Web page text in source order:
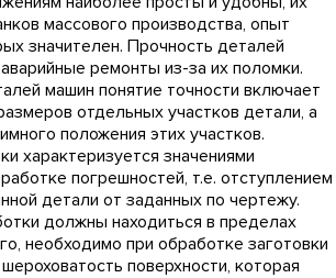
массового производства, опыт
значителен. Прочность деталей
ремонты из-за их поломки.
машин понятие точности включает
отдельных участков детали, а
положения этих участков.
характеризуется значениями
погрешностей, т.е. отступлением
детали от заданных по чертежу.
должны находиться в пределах
необходимо при обработке заготовки
поверхности, которая